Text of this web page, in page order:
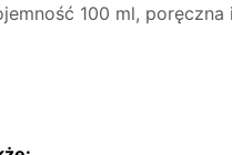
100 ml,